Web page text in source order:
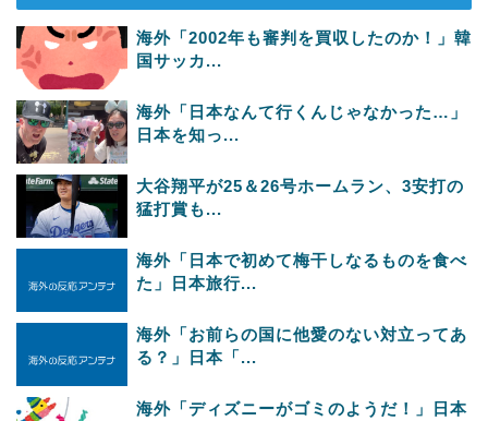
海外「2002年も審判を買収したのか！」韓
国サッカ...
海外「日本なんて行くんじゃなかった…」
日本を知っ...
大谷翔平が25＆26号ホームラン、3安打の
猛打賞も...
海外「日本で初めて梅干しなるものを食べ
た」日本旅行...
海外「お前らの国に他愛のない対立ってあ
る？」日本「...
海外「ディズニーがゴミのようだ！」日本